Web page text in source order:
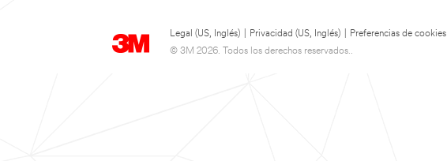
Legal (US, Inglés) Privacidad (US, Inglés)
Preferencias de cookies
© 3M 2026. Todos los derechos reservados..